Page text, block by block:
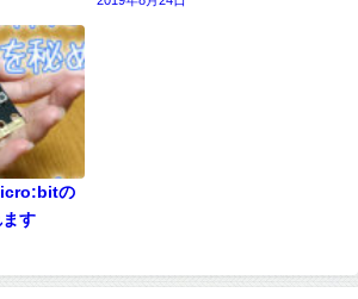
の
す